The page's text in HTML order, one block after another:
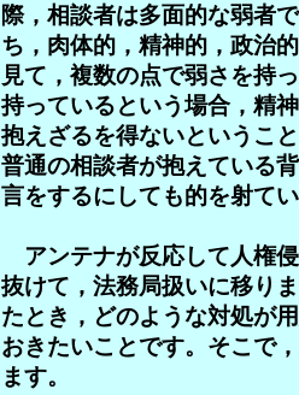
際，相談者は多面的な弱者
ち，肉体的，精神的，政治
見て，複数の点で弱さを持
持っているという場合，精
抱えざるを得ないというこ
普通の相談者が抱えている
言をするにしても的を射て
アンテナが反応して人権
抜けて，法務局扱いに移り
たとき，どのような対処が
おきたいことです。そこで，
ます。